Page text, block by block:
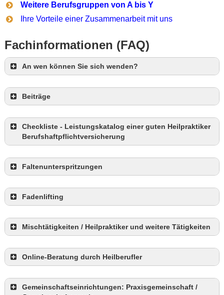
Weitere Berufsgruppen von A bis Y
Ihre Vorteile einer Zusammenarbeit mit uns
Fachinformationen (FAQ)
An wen können Sie sich wenden?
Beiträge
Checkliste - Leistungskatalog einer guten Heilpraktiker
Berufshaftpflichtversicherung
Faltenunterspritzungen
Fadenlifting
Mischtätigkeiten / Heilpraktiker und weitere Tätigkeiten
Online-Beratung durch Heilberufler
Gemeinschaftseinrichtungen: Praxisgemeinschaft /